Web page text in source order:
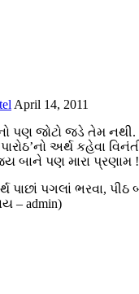
April 14, 2011
પણ જોટો જડે તેમ નથી.
અર્થ કહેવા
બાને પણ મારા પ્રણામ
પાછાં પગલાં ભરવા,
– admin)